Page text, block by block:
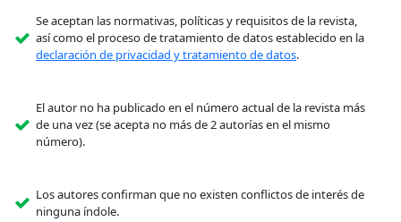
Se aceptan las normativas, políticas y requisitos de la revista,
así como el proceso de tratamiento de datos establecido en la
declaración de privacidad y tratamiento de datos.
El autor no ha publicado en el número actual de la revista más
de una vez (se acepta no más de 2 autorías en el mismo
número).
Los autores confirman que no existen conflictos de interés de
ninguna índole.